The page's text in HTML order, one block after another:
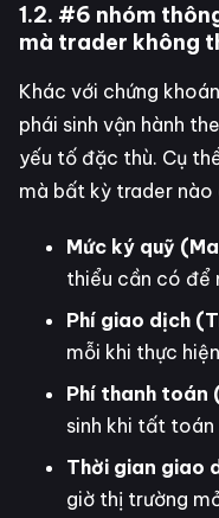
1.2. #6 nhóm
mà trader không
Khác với chứng
phái sinh vận hành
yếu tố đặc thù. Cụ
mà bất kỳ trader nào
Mức ký quỹ
thiểu cần có để
Phí giao dịch
mỗi khi thực
Phí thanh toán
sinh khi tất
Thời gian giao
giờ thị trường